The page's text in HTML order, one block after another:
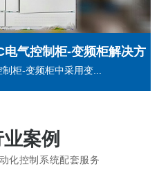
气控制柜-变频柜解决方
柜-变频柜中采用变...
案例
化控制系统配套服务